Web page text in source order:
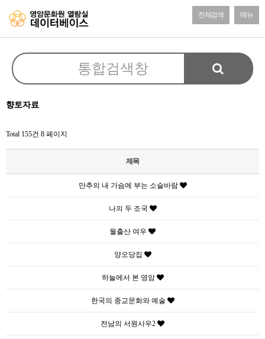
전체검색 메뉴
향토자료
Total 155건 8 페이지
제목
만추의 내 가슴에 부는 소슬바람
나의 두 조국
월출산 여우
양오당집
하늘에서 본 영암
한국의 종교문화와 예술
전남의 서원사우2